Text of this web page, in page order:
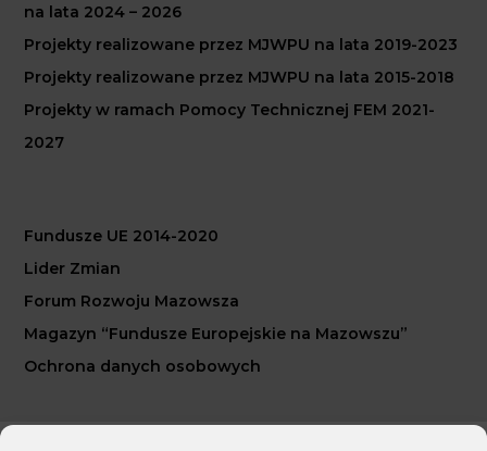
na lata 2024 – 2026
Projekty realizowane przez MJWPU na lata 2019-2023
Projekty realizowane przez MJWPU na lata 2015-2018
Projekty w ramach Pomocy Technicznej FEM 2021-
2027
Fundusze UE 2014-2020
Lider Zmian
Forum Rozwoju Mazowsza
Magazyn “Fundusze Europejskie na Mazowszu”
Ochrona danych osobowych